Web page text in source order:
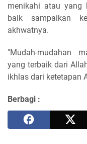
menikahi atau yang
baik sampaikan
akhwatnya.
"Mudah-mudahan
yang terbaik dari
ikhlas dari ketetapan
Berbagi :